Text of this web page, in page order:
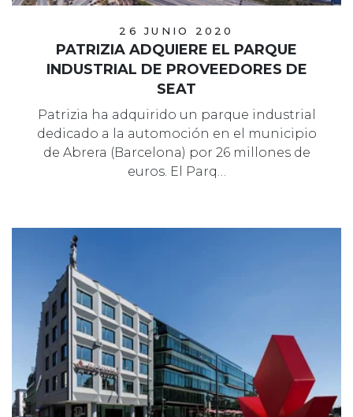
26 JUNIO 2020
PATRIZIA ADQUIERE EL PARQUE
INDUSTRIAL DE PROVEEDORES DE
SEAT
Patrizia ha adquirido un parque industrial
dedicado a la automoción en el municipio
de Abrera (Barcelona) por 26 millones de
euros. El Parq…